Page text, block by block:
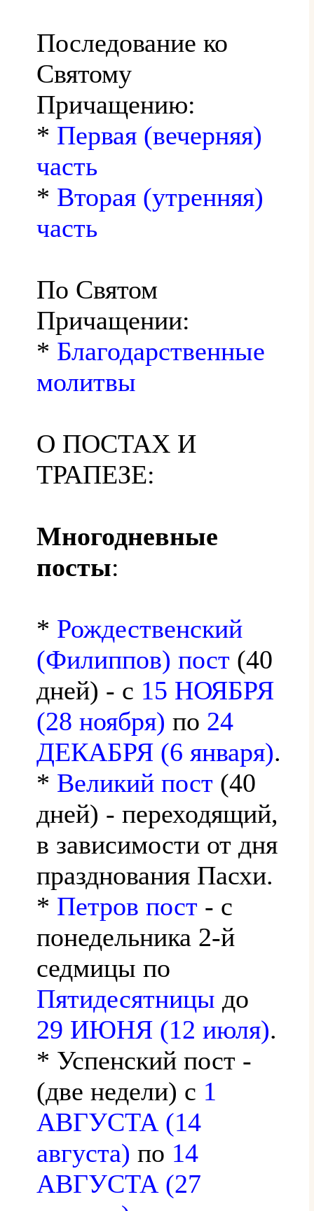
Последование ко
Святому
Причащению:
* Первая (вечерняя)
часть
* Вторая (утренняя)
часть
По Святом
Причащении:
* Благодарственные
молитвы
О ПОСТАХ И
ТРАПЕЗЕ:
Многодневные
посты:
* Рождественский
(Филиппов) пост (40
дней) - с 15 НОЯБРЯ
(28 ноября) по 24
ДЕКАБРЯ (6 января).
* Великий пост (40
дней) - переходящий,
в зависимости от дня
празднования Пасхи.
* Петров пост - с
понедельника 2-й
седмицы по
Пятидесятницы до
29 ИЮНЯ (12 июля).
* Успенский пост -
(две недели) с 1
АВГУСТА (14
августа) по 14
АВГУСТА (27